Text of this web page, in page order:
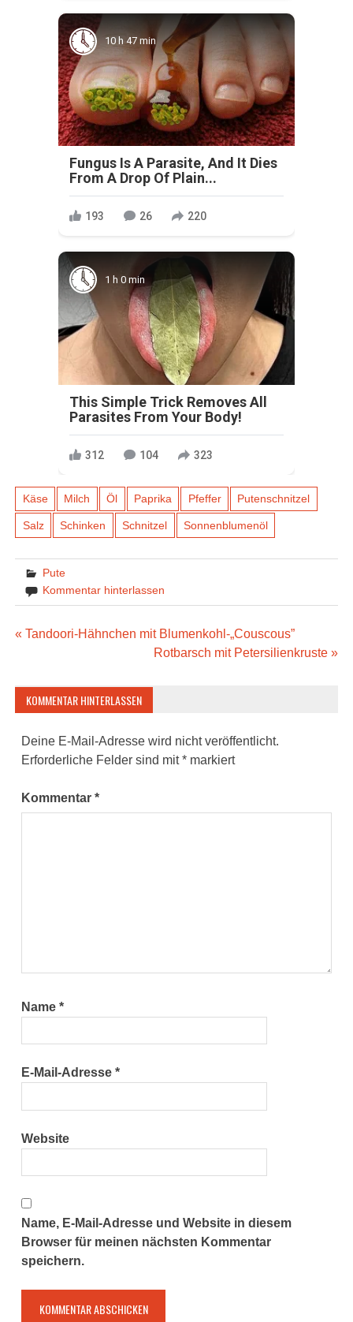
10 h 47 min
Fungus Is A Parasite, And It Dies
From A Drop Of Plain...
193 26 220
1 h 0 min
This Simple Trick Removes All
Parasites From Your Body!
312 104 323
Käse Milch Öl Paprika Pfeffer Putenschnitzel
Salz Schinken Schnitzel Sonnenblumenöl
Pute
Kommentar hinterlassen
Beitragsnavigation
« Tandoori-Hähnchen mit Blumenkohl-„Couscous”
Rotbarsch mit Petersilienkruste »
KOMMENTAR HINTERLASSEN
Deine E-Mail-Adresse wird nicht veröffentlicht.
Erforderliche Felder sind mit* markiert
Kommentar*
Name*
E-Mail-Adresse*
Website
Name, E-Mail-Adresse und Website in diesem
Browser für meinen nächsten Kommentar
speichern.